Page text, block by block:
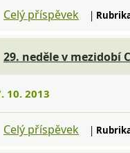
Celý příspěvek |
29. neděle v mezidobí
10. 2013
Celý příspěvek |